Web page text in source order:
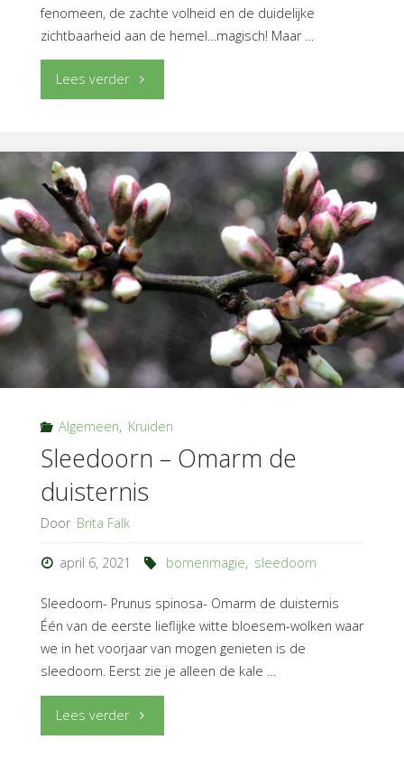
fenomeen, de zachte volheid en de duidelijke
zichtbaarheid aan de hemel…magisch! Maar …
Lees verder"Bij
maan"
Algemeen, Kruiden
Sleedoorn – Omarm de
duisternis
Door Brita Falk
april 6, 2021 bomenmagie, sleedoorn
Sleedoorn- Prunus spinosa- Omarm de duisternis
Één van de eerste lieflijke witte bloesem-wolken waar
we in het voorjaar van mogen genieten is de
sleedoorn. Eerst zie je alleen de kale …
Lees verder"Sleedoorn